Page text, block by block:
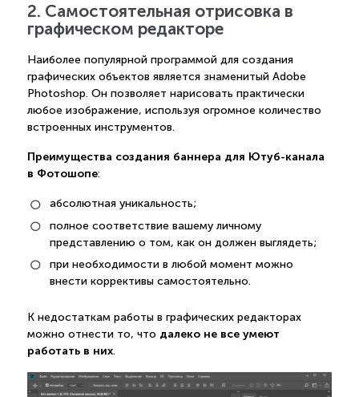
2. Самостоятельная отрисовка в
графическом редакторе
Наиболее популярной программой для создания
графических объектов является знаменитый Adobe
Photoshop. Он позволяет нарисовать практически
любое изображение, используя огромное количество
встроенных инструментов.
Преимущества создания баннера для Ютуб-канала
в Фотошопе:
абсолютная уникальность;
полное соответствие вашему личному
представлению о том, как он должен выглядеть;
при необходимости в любой момент можно
внести коррективы самостоятельно.
К недостаткам работы в графических редакторах
можно отнести то, что далеко не все умеют
работать в них.